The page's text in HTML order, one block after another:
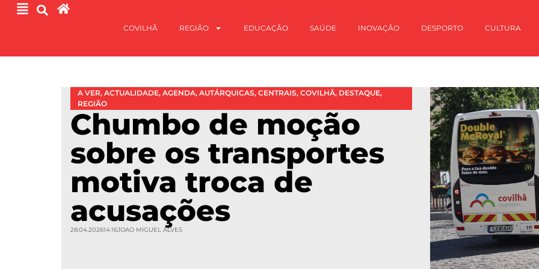
COVILHÃ REGIÃO EDUCAÇÃO SAÚDE INOVAÇÃO DESPORTO CULTURA
A VER, ACTUALIDADE, AGENDA, AUTÁRQUICAS, CENTRAIS, COVILHÃ, DESTAQUE,
REGIÃO
Chumbo de moção
sobre os transportes
motiva troca de
acusações
28.04.202614:16JOAO MIGUEL ALVES